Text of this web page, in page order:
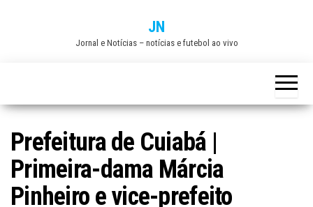
JN
Jornal e Notícias – notícias e futebol ao vivo
Prefeitura de Cuiabá |
Primeira-dama Márcia
Pinheiro e vice-prefeito